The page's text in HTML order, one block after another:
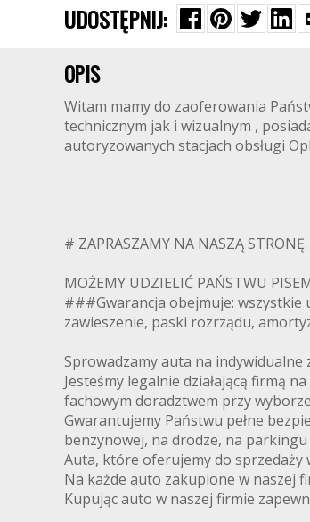
UDOSTĘPNIJ:
OPIS
Witam mamy do zaoferowania
technicznym jak i wizualnym ,
autoryzowanych stacjach obsługi
# ZAPRASZAMY NA NASZĄ
MOŻEMY UDZIELIĆ PAŃSTWU
###Gwarancja obejmuje: wszystkie
zawieszenie, paski rozrządu,
Sprowadzamy auta na
Jesteśmy legalnie działającą firmą
fachowym doradztwem przy
Gwarantujemy Państwu pełne
benzynowej, na drodze, na
Auta, które oferujemy do sprzedaży
Na każde auto zakupione w naszej
Kupując auto w naszej firmie